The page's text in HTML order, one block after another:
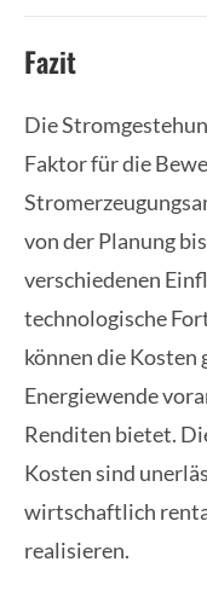
Fazit
Die
Faktor für die
von der Planung
verschiedenen
technologische
können die Kosten
Energiewende
Renditen bietet.
Kosten sind
wirtschaftlich
realisieren.